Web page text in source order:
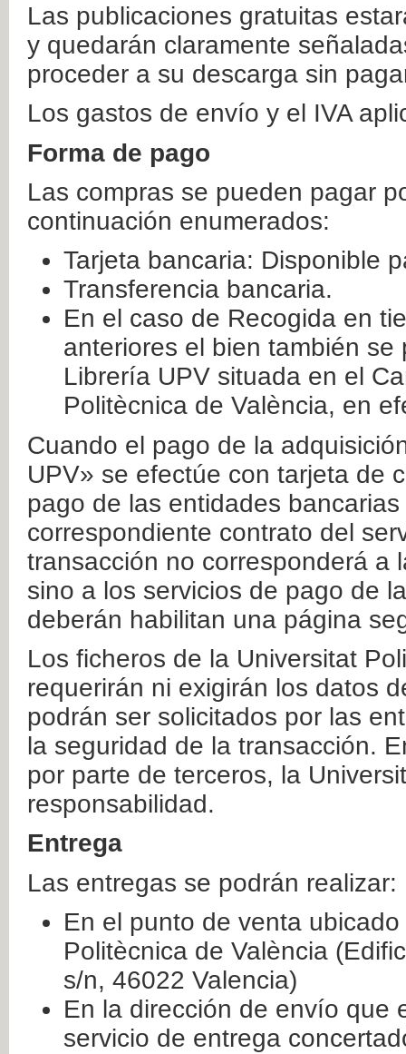
Las publicaciones gratuitas
y quedarán claramente
proceder a su descarga sin
Los gastos de envío y el IVA
Forma de pago
Las compras se pueden pagar
continuación enumerados:
Tarjeta bancaria: Disponible
Transferencia bancaria.
En el caso de Recogida en
anteriores el bien también
Librería UPV situada en el
Politècnica de València, en
Cuando el pago de la
UPV» se efectúe con tarjeta de
pago de las entidades
correspondiente contrato del
transacción no corresponderá a
sino a los servicios de pago de
deberán habilitan una página
Los ficheros de la Universitat
requerirán ni exigirán los datos
podrán ser solicitados por las
la seguridad de la transacción.
por parte de terceros, la
responsabilidad.
Entrega
Las entregas se podrán realizar:
En el punto de venta
Politècnica de València
s/n, 46022 Valencia)
En la dirección de envío que
servicio de entrega